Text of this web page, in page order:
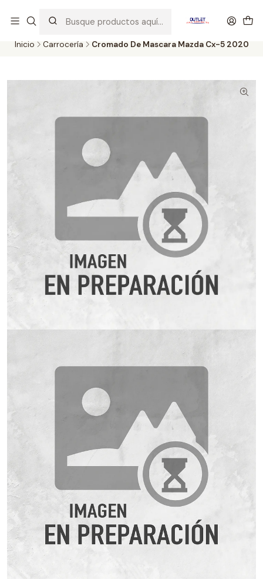
probados con altos estándares de calidad.
Inicio Carrocería Cromado De Mascara Mazda Cx-5 2020